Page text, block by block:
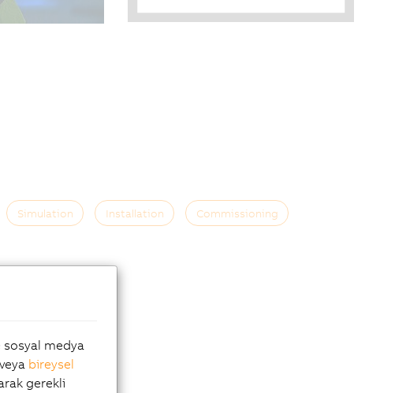
Simulation Installation Commissioning
medya
bireysel
gerekli